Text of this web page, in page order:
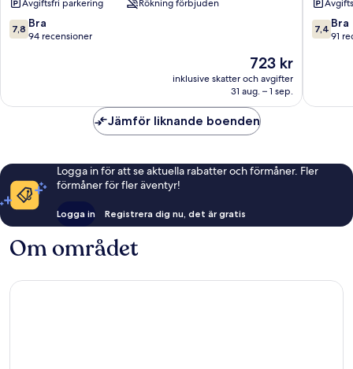
Avgiftsfri parkering
Rökning förbjuden
7.8
av
7,8 Bra
94 recensioner
Priset
är
723 kr
723 kr
inklusive skatter och avgifter
31 aug. – 1 sep.
7.4
av
7,4 Bra
91
Jämför liknande boenden
Logga in för att se aktuella rabatter och förmåner. Fler
förmåner för fler äventyr!
Logga in Registrera dig nu, det är gratis
Om området